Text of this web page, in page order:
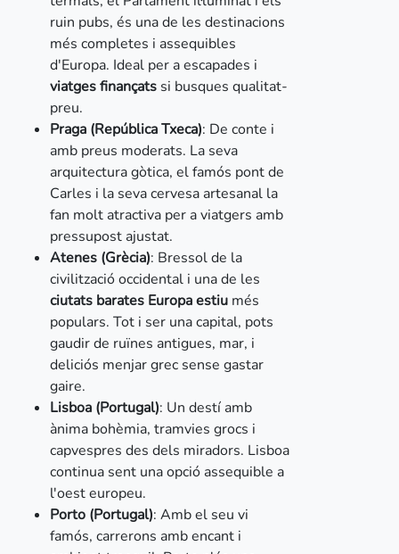
ruin pubs, és una de les destinacions
més completes i assequibles
d'Europa. Ideal per a escapades i
viatges finançats si busques qualitat-
preu.
Praga (República Txeca): De conte i
amb preus moderats. La seva
arquitectura gòtica, el famós pont de
Carles i la seva cervesa artesanal la
fan molt atractiva per a viatgers amb
pressupost ajustat.
Atenes (Grècia): Bressol de la
civilització occidental i una de les
ciutats barates Europa estiu més
populars. Tot i ser una capital, pots
gaudir de ruïnes antigues, mar, i
deliciós menjar grec sense gastar
gaire.
Lisboa (Portugal): Un destí amb
ànima bohèmia, tramvies grocs i
capvespres des dels miradors. Lisboa
continua sent una opció assequible a
l'oest europeu.
Porto (Portugal): Amb el seu vi
famós, carrerons amb encant i